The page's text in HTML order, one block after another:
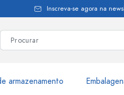
Inscreva-se agora na
armazenamento